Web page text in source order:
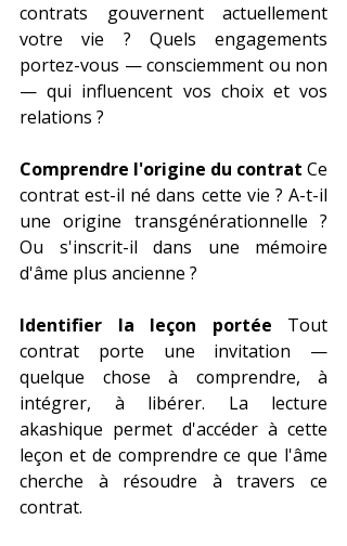
contrats gouvernent actuellement
votre vie ? Quels engagements
portez-vous — consciemment ou non
— qui influencent vos choix et vos
relations ?
Comprendre l'origine du contrat Ce
contrat est-il né dans cette vie ? A-t-il
une origine transgénérationnelle ?
Ou s'inscrit-il dans une mémoire
d'âme plus ancienne ?
Identifier la leçon portée Tout
contrat porte une invitation —
quelque chose à comprendre, à
intégrer, à libérer. La lecture
akashique permet d'accéder à cette
leçon et de comprendre ce que l'âme
cherche à résoudre à travers ce
contrat.